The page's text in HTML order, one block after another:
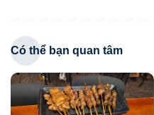
Có thể bạn quan tâm